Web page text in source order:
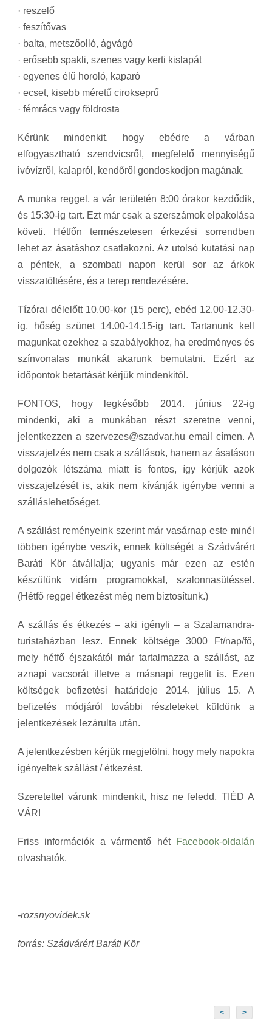
· reszelő
· feszítővas
· balta, metszőolló, ágvágó
· erősebb spakli, szenes vagy kerti kislapát
· egyenes élű horoló, kaparó
· ecset, kisebb méretű cirokseprű
· fémrács vagy földrosta
Kérünk mindenkit, hogy ebédre a várban
elfogyasztható szendvicsről, megfelelő mennyiségű
ivóvízről, kalapról, kendőről gondoskodjon magának.
A munka reggel, a vár területén 8:00 órakor kezdődik,
és 15:30-ig tart. Ezt már csak a szerszámok elpakolása
követi. Hétfőn természetesen érkezési sorrendben
lehet az ásatáshoz csatlakozni. Az utolsó kutatási nap
a péntek, a szombati napon kerül sor az árkok
visszatöltésére, és a terep rendezésére.
Tízórai délelőtt 10.00-kor (15 perc), ebéd 12.00-12.30-
ig, hőség szünet 14.00-14.15-ig tart. Tartanunk kell
magunkat ezekhez a szabályokhoz, ha eredményes és
színvonalas munkát akarunk bemutatni. Ezért az
időpontok betartását kérjük mindenkitől.
FONTOS, hogy legkésőbb 2014. június 22-ig
mindenki, aki a munkában részt szeretne venni,
jelentkezzen a szervezes@szadvar.hu email címen. A
visszajelzés nem csak a szállások, hanem az ásatáson
dolgozók létszáma miatt is fontos, így kérjük azok
visszajelzését is, akik nem kívánják igénybe venni a
szálláslehetőséget.
A szállást reményeink szerint már vasárnap este minél
többen igénybe veszik, ennek költségét a Szádvárért
Baráti Kör átvállalja; ugyanis már ezen az estén
készülünk vidám programokkal, szalonnasütéssel.
(Hétfő reggel étkezést még nem biztosítunk.)
A szállás és étkezés – aki igényli – a Szalamandra-
turistaházban lesz. Ennek költsége 3000 Ft/nap/fő,
mely hétfő éjszakától már tartalmazza a szállást, az
aznapi vacsorát illetve a másnapi reggelit is. Ezen
költségek befizetési határideje 2014. július 15. A
befizetés módjáról további részleteket küldünk a
jelentkezések lezárulta után.
A jelentkezésben kérjük megjelölni, hogy mely napokra
igényeltek szállást / étkezést.
Szeretettel várunk mindenkit, hisz ne feledd, TIÉD A
VÁR!
Friss információk a vármentő hét Facebook-oldalán
olvashatók.
-rozsnyovidek.sk
forrás: Szádvárért Baráti Kör
< >